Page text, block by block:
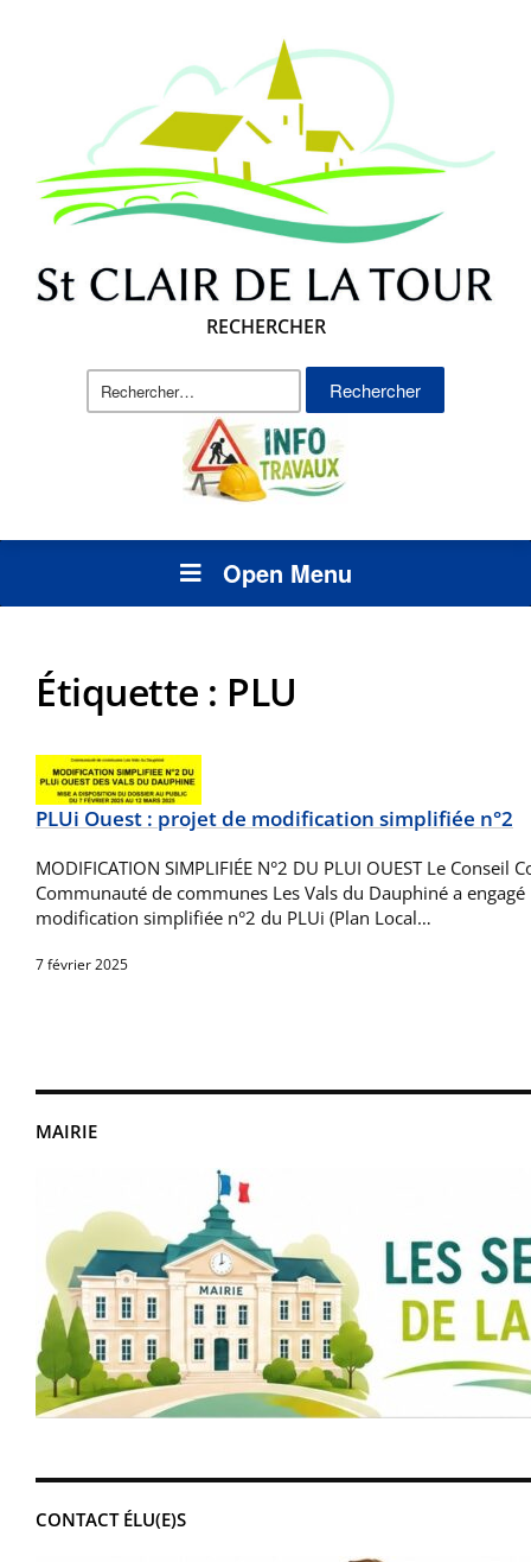
RECHERCHER
Rechercher :
Open Menu
MAIRIE
CONTACT ÉLU(E)S
Étiquette : PLU
PLUi Ouest : projet de modification simplifiée n°2
MODIFICATION SIMPLIFIÉE N°2 DU PLUI OUEST Le Conseil
Communauté de communes Les Vals du Dauphiné a
modification simplifiée n°2 du PLUi (Plan Local…
7 février 2025